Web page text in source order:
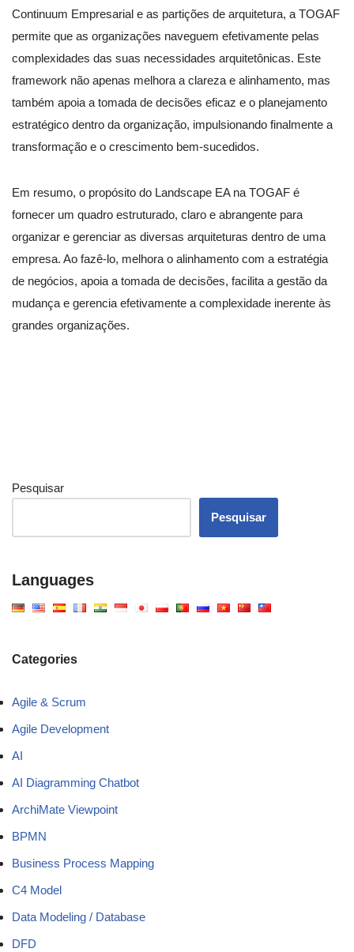
Continuum Empresarial e as partições de arquitetura, a TOGAF
permite que as organizações naveguem efetivamente pelas
complexidades das suas necessidades arquitetônicas. Este
framework não apenas melhora a clareza e alinhamento, mas
também apoia a tomada de decisões eficaz e o planejamento
estratégico dentro da organização, impulsionando finalmente a
transformação e o crescimento bem-sucedidos.
Em resumo, o propósito do Landscape EA na TOGAF é
fornecer um quadro estruturado, claro e abrangente para
organizar e gerenciar as diversas arquiteturas dentro de uma
empresa. Ao fazê-lo, melhora o alinhamento com a estratégia
de negócios, apoia a tomada de decisões, facilita a gestão da
mudança e gerencia efetivamente a complexidade inerente às
grandes organizações.
Pesquisar
Pesquisar
Languages
Categories
Agile & Scrum
Agile Development
AI
AI Diagramming Chatbot
ArchiMate Viewpoint
BPMN
Business Process Mapping
C4 Model
Data Modeling / Database
DFD